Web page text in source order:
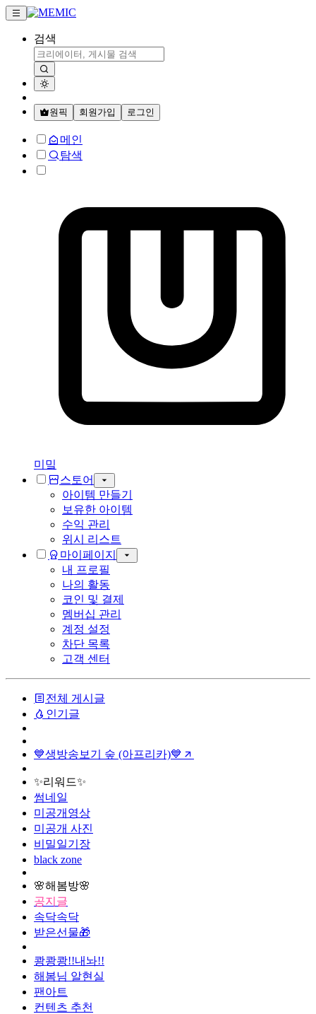
검색
원픽 회원가입 로그인
메인
탐색
미밐
스토어
아이템 만들기
보유한 아이템
수익 관리
위시 리스트
마이페이지
내 프로필
나의 활동
코인 및 결제
멤버십 관리
계정 설정
차단 목록
고객 센터
전체 게시글
인기글
💙생방송보기 숲 (아프리카)💙
✨리워드✨
썸네일
미공개영상
미공개 사진
비밀일기장
black zone
🌸해봄방🌸
공지글
속닥속닥
받은선물🎁
쾅쾅쾅!!내놔!!
해봄님 알현실
팬아트
컨텐츠 추천